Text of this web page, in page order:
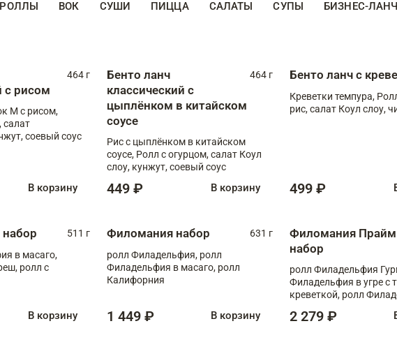
ВОК СУШИ ПИЦЦА САЛАТЫ СУПЫ БИЗНЕС-
с рисом
464 г
М с рисом,
салат
соевый соус
В корзину
Бенто ланч
классический с
цыплёнком в китайском
соусе
464 г
Рис с цыплёнком в китайском
соусе, Ролл с огурцом, салат Коул
слоу, кунжут, соевый соус
449 ₽ В корзину
Бенто ланч с
Креветки темпура,
рис, салат Коул слоу,
499 ₽
набор
511 г
в масаго,
ролл с
В корзину
Филомания набор
631 г
ролл Филадельфия, ролл
Филадельфия в масаго, ролл
Калифорния
1 449 ₽ В корзину
Филомания Прайм
набор
ролл Филадельфия
Филадельфия в угре с
креветкой, ролл
2 279 ₽